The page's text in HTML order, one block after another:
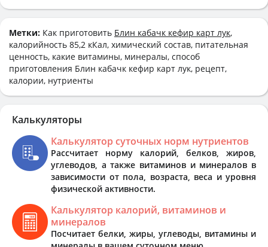
Метки: Как приготовить Блин кабачк кефир карт лук,
калорийность 85,2 кКал, химический состав, питательная
ценность, какие витамины, минералы, способ
приготовления Блин кабачк кефир карт лук, рецепт,
калории, нутриенты
Калькуляторы
Калькулятор суточных норм нутриентов
Рассчитает норму калорий, белков, жиров,
углеводов, а также витаминов и минералов в
зависимости от пола, возраста, веса и уровня
физической активности.
Калькулятор калорий, витаминов и
минералов
Посчитает белки, жиры, углеводы, витамины и